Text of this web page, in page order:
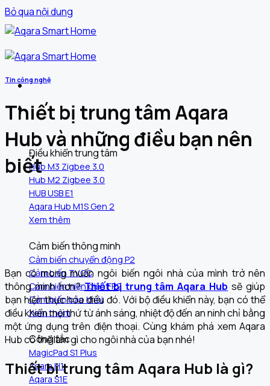
Bỏ qua nội dung
Sản phẩm
Điều khiển trung tâm
Hub M3 Zigbee 3.0
Hub M2 Zigbee 3.0
HUB USB E1
Aqara Hub M1S Gen 2
Xem thêm
Cảm biến thông minh
Cảm biến chuyển động P2
Cảm biến TVOC
Cảm biến hiện diện FP2
Cảm biến báo khói
Xem thêm
Công tắc
MagicPad S1 Plus
Aqara H1
Aqara S1E
Tin công nghệ
Thiết bị trung tâm Aqara
Hub và những điều bạn nên
biết
Bạn có mong muốn ngôi biến ngôi nhà của mình trở nên
thông minh hơn?Thiết bị trung tâm Aqara Hub sẽ giúp
bạn hiện thực hóa điều đó. Với bộ điều khiển này, bạn có thể
điều khiển mọi thứ từ ánh sáng, nhiệt độ đến an ninh chỉ bằng
một ứng dụng trên điện thoại. Cùng khám phá xem Aqara
Hub có thể làm gì cho ngôi nhà của bạn nhé!
Thiết bị trung tâm Aqara Hub là gì?